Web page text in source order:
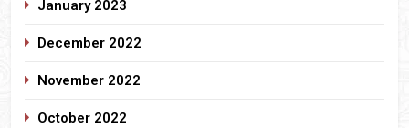
January 2023
December 2022
November 2022
October 2022